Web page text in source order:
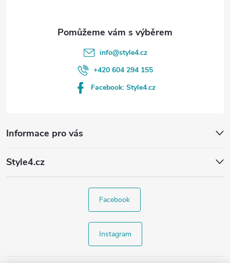
Informace pro vás
Style4.cz
info@style4.cz
+420 604 294 155
Facebook: Style4.cz
Facebook
Instagram